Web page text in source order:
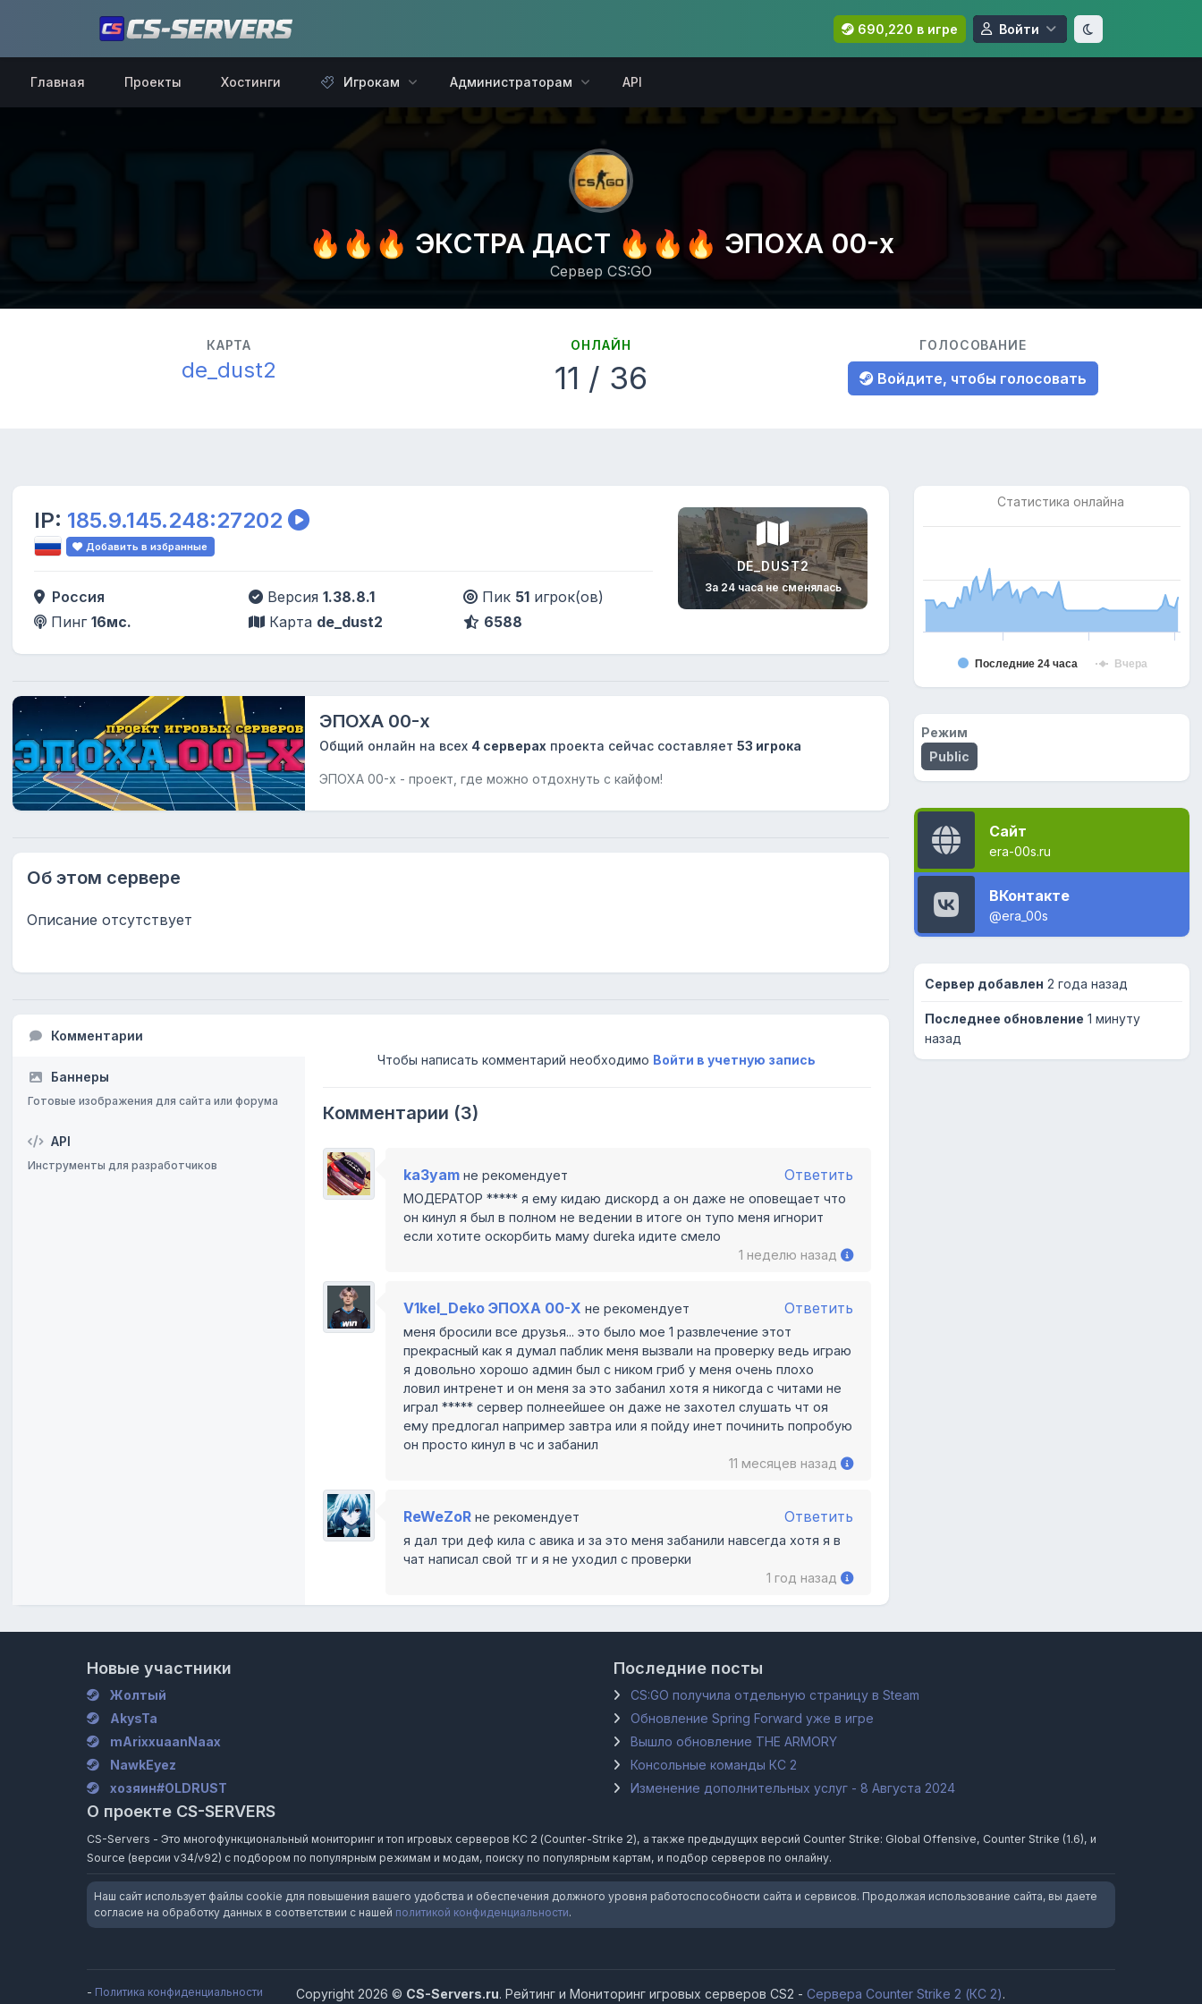
690,220 в игре Войти
Главная Проекты Хостинги Игрокам Администраторам API
🔥🔥🔥 ЭКСТРА ДАСТ 🔥🔥🔥 ЭПОХА 00-x
Сервер CS:GO
КАРТА
de_dust2
ОНЛАЙН
11 / 36
ГОЛОСОВАНИЕ
Войдите, чтобы голосовать
IP: 185.9.145.248:27202
Добавить в избранные
Россия
Пинг 16мс.
Версия 1.38.8.1
Карта de_dust2
Пик 51 игрок(ов)
6588
DE_DUST2
За 24 часа не сменялась
ЭПОХА 00-х
Общий онлайн на всех 4 серверах проекта сейчас составляет 53 игрока
ЭПОХА 00-х - проект, где можно отдохнуть с кайфом!
Об этом сервере
Описание отсутствует
Комментарии
Баннеры
Готовые изображения для сайта или форума
API
Инструменты для разработчиков
Чтобы написать комментарий необходимо Войти в учетную запись
Комментарии (3)
ka3yam не рекомендует Ответить
МОДЕРАТОР ***** я ему кидаю дискорд а он даже не оповещает что
он кинул я был в полном не ведении в итоге он тупо меня игнорит
если хотите оскорбить маму durekа идите смело
1 неделю назад
V1kel_Deko ЭПОХА 00-Х не рекомендует Ответить
меня бросили все друзья... это было мое 1 развлечение этот
прекрасный как я думал паблик меня вызвали на проверку ведь играю
я довольно хорошо админ был с ником гриб у меня очень плохо
ловил интренет и он меня за это забанил хотя я никогда с читами не
играл ***** сервер полнеейшее он даже не захотел слушать чт оя
ему предлогал например завтра или я пойду инет починить попробую
он просто кинул в чс и забанил
11 месяцев назад
ReWeZoR не рекомендует Ответить
я дал три деф кила с авика и за это меня забанили навсегда хотя я в
чат написал свой тг и я не уходил с проверки
1 год назад
Последние 24 часа Вчера
Статистика онлайна
Режим
Public
Сайт
era-00s.ru
ВКонтакте
@era_00s
Сервер добавлен 2 года назад
Последнее обновление 1 минуту
назад
Новые участники
Жолтый
AkysTa
mArixxuaanNaax
NawkEyez
хозяин#OLDRUST
Последние посты
CS:GO получила отдельную страницу в Steam
Обновление Spring Forward уже в игре
Вышло обновление THE ARMORY
Консольные команды КС 2
Изменение дополнительных услуг - 8 Августа 2024
О проекте CS-SERVERS
CS-Servers - Это многофункциональный мониторинг и топ игровых серверов КС 2 (Counter-Strike 2), а также предыдущих версий Counter Strike: Global Offensive, Counter Strike (1.6), и
Source (версии v34/v92) с подбором по популярным режимам и модам, поиску по популярным картам, и подбор серверов по онлайну.
Наш сайт использует файлы cookie для повышения вашего удобства и обеспечения должного уровня работоспособности сайта и сервисов. Продолжая использование сайта, вы даете
согласие на обработку данных в соответствии с нашей политикой конфиденциальности.
- Политика конфиденциальности
Copyright 2026 © CS-Servers.ru. Рейтинг и Мониторинг игровых серверов CS2 - Сервера Counter Strike 2 (КС 2).